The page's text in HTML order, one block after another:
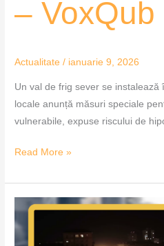
– VoxQub
Actualitate / ianuarie 9, 2026
Un val de frig sever se instalează
locale anunță măsuri speciale
vulnerabile, expuse riscului de
Read More »
Craiova
suplimentează
sumele